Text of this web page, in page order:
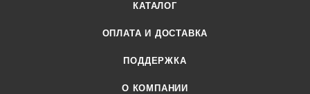
КАТАЛОГ
ОПЛАТА И ДОСТАВКА
ПОДДЕРЖКА
О КОМПАНИИ